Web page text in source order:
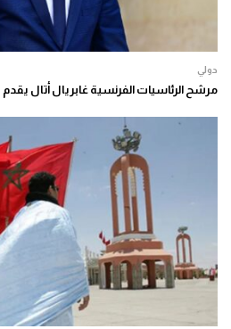
دولي
مرشح الرئاسيات الفرنسية غابريال أتال